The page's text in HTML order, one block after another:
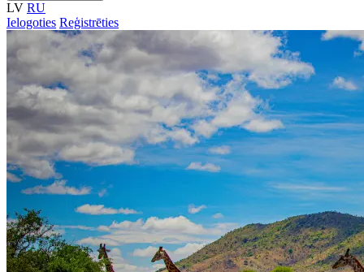
LV RU
Ielogoties Reģistrēties